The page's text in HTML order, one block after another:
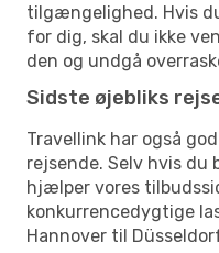
tilgængelighed. Hvis
for dig, skal du ikke
den og undgå
Sidste øjebliks
Travellink har også
rejsende. Selv hvis
hjælper vores
konkurrencedygtige
Hannover til